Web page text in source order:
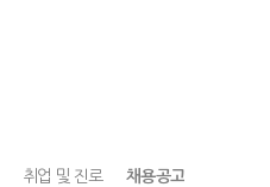
취업 및 진로 채용공고